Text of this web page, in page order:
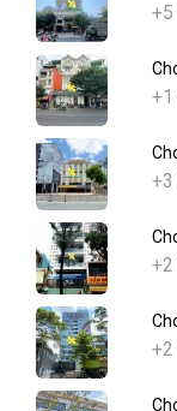
+5
+1
+3
+2
+2